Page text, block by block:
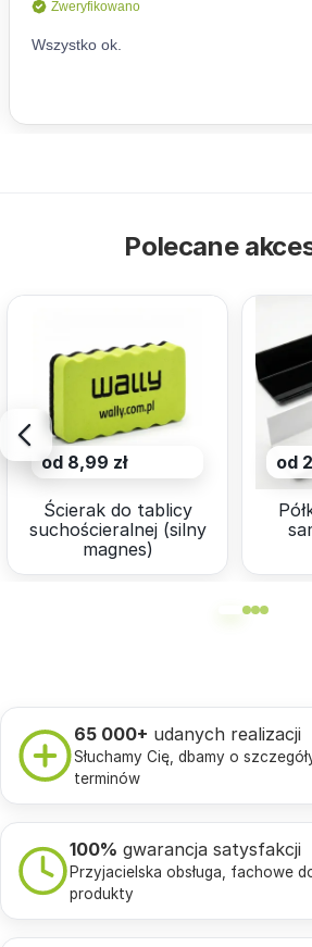
Polecane
od 8,99 zł
Ścierak do tablicy
suchościeralnej (silny
magnes)
od
65 000+ udanych realizacji
Słuchamy Cię, dbamy o
terminów
100% gwarancja satysfakcji
Przyjacielska obsługa, fachowe
produkty